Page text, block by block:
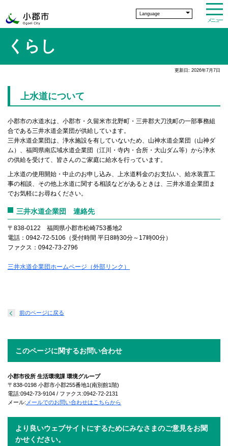
Language
メニュー
くらし
更新日: 2026年7月7日
上水道について
小郡市の水道水は、小郡市・久留米市北野町・三井郡大刀洗町の一部事務組
合である三井水道企業団が供給しています。
三井水道企業団は、浄水施設を有していないため、山神水道企業団（山神ダ
ム）、福岡県南広域水道企業団（江川・寺内・合所・大山ダム等）から浄水
の供給を受けて、皆さんのご家庭に給水を行っています。
上水道の使用開始・中止のお申し込み、上水道料金のお支払い、給水装置工
事の相談、その他上水道に関する相談などがあるときは、三井水道企業団ま
でお気軽にお尋ねください。
三井水道企業団 連絡先
〒838-0122 福岡県小郡市松崎753番地2
電話：0942-72-5106（受付時間 平日8時30分～17時00分）
ファクス：0942-73-2796
三井水道企業団ホームページ（外部リンク）
前のページに戻る
このページに関するお問い合わせ
小郡市役所 生活環境課 環境グループ
〒838-0198 小郡市小郡255番地1(南別館1階)
電話:0942-73-9104 / ファクス:0942-72-2131
メール: メールでのお問い合わせはこちらから
より良いウェブサイトにするためにみなさまのご意見をお聞
かせください。